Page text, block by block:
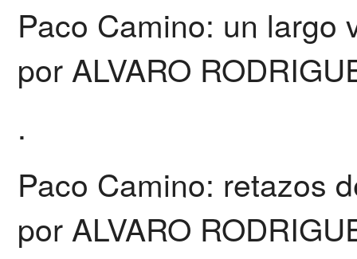
Paco Camino: un largo
por ALVARO
.
Paco Camino: retazos
por ALVARO